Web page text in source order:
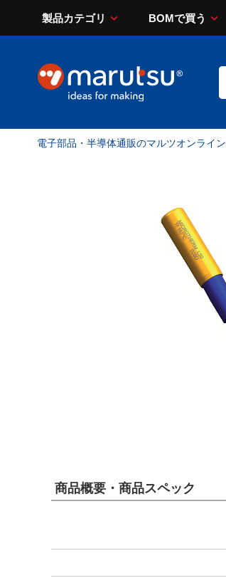
製品カテゴリ BOMで買う
電子部品・半導体通販のマルツオンライン
商品概要・商品スペック